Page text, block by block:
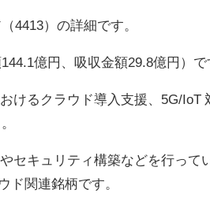
4413）の詳細です。
億円、吸収金額29.8億円）で
けるクラウド導入支援、5G/IoT
セキュリティ構築などを行って
ド関連銘柄です。